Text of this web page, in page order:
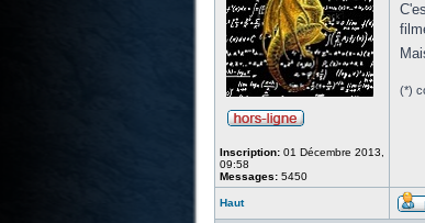
Inscription:01 Décembre 2013,
09:58
Messages:5450
(*)
Haut